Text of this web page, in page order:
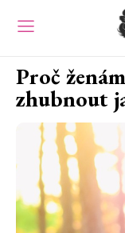
Proč
zhubnout